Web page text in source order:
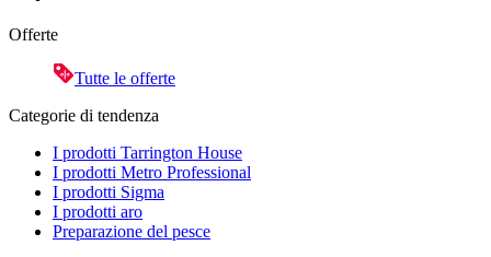
Offerte
Tutte le offerte
Categorie di tendenza
I prodotti Tarrington House
I prodotti Metro Professional
I prodotti Sigma
I prodotti aro
Preparazione del pesce